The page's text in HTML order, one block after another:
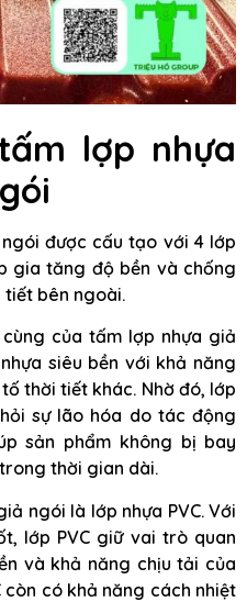
lợp nhựa
được cấu tạo với 4 lớp
gia tăng độ bền và chống
tiết bên ngoài.
của tấm lợp nhựa giả
siêu bền với khả năng
thời tiết khác. Nhờ đó, lớp
sự lão hóa do tác động
sản phẩm không bị bay
thời gian dài.
ngói là lớp nhựa PVC. Với
lớp PVC giữ vai trò quan
và khả năng chịu tải của
có khả năng cách nhiệt